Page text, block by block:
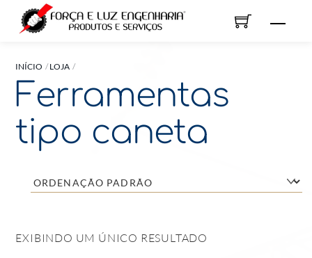
INÍCIO LOJA
Ferramentas
tipo caneta
EXIBINDO UM ÚNICO RESULTADO